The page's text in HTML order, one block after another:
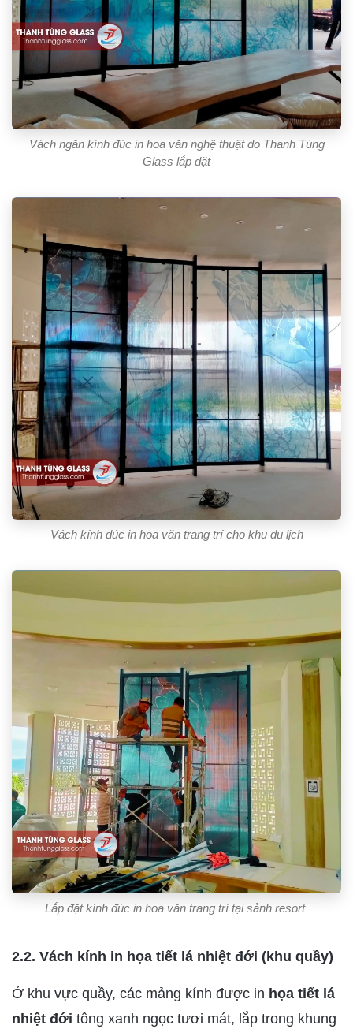
Vách ngăn kính đúc in hoa văn nghệ thuật do Thanh Tùng
Glass lắp đặt
Vách kính đúc in hoa văn trang trí cho khu du lịch
Lắp đặt kính đúc in hoa văn trang trí tại sảnh resort
2.2. Vách kính in họa tiết lá nhiệt đới (khu quầy)
Ở khu vực quầy, các mảng kính được in họa tiết lá
nhiệt đới tông xanh ngọc tươi mát, lắp trong khung